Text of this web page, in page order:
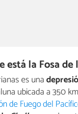
está la Fosa de
es una
ubicada a 350
de Fuego del